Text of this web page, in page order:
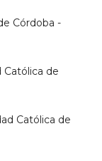
Córdoba -
Católica de
Católica de